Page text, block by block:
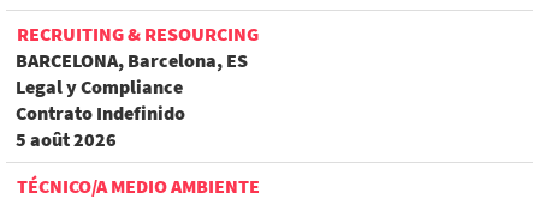
RECRUITING & RESOURCING
BARCELONA, Barcelona, ES
Legal y Compliance
Contrato Indefinido
5 août 2026
TÉCNICO/A MEDIO AMBIENTE